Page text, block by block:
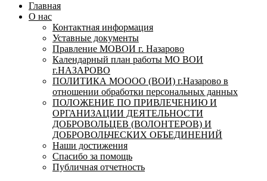
Главная
О нас
Контактная информация
Уставные документы
Правление МОВОИ г. Назарово
Календарный план работы МО ВОИ
г.НАЗАРОВО
ПОЛИТИКА МОООО (ВОИ) г.Назарово в
отношении обработки персональных данных
ПОЛОЖЕНИЕ ПО ПРИВЛЕЧЕНИЮ И
ОРГАНИЗАЦИИ ДЕЯТЕЛЬНОСТИ
ДОБРОВОЛЬЦЕВ (ВОЛОНТЕРОВ) И
ДОБРОВОЛЬЧЕСКИХ ОБЪЕДИНЕНИЙ
Наши достижения
Спасибо за помощь
Публичная отчетность